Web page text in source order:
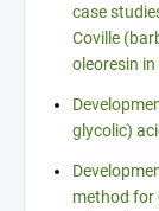
case
Coville
oleoresin
glycolic)
method for